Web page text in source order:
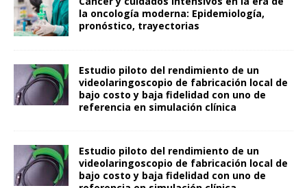
la oncología moderna: Epidemiología,
pronóstico, trayectorias
Estudio piloto del rendimiento de un
videolaringoscopio de fabricación local de
bajo costo y baja fidelidad con uno de
referencia en simulación clínica
Estudio piloto del rendimiento de un
videolaringoscopio de fabricación local de
bajo costo y baja fidelidad con uno de